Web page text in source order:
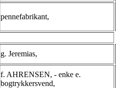
pennefabrikant,
g. Jeremias,
f. AHRENSEN, - enke e.
bogtrykkersvend,